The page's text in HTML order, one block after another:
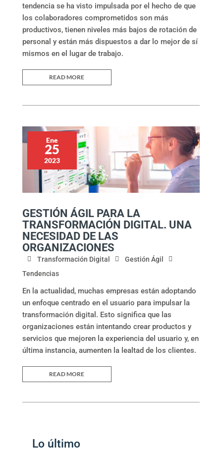
tendencia se ha visto impulsada por el hecho de que
los colaboradores comprometidos son más
productivos, tienen niveles más bajos de rotación de
personal y están más dispuestos a dar lo mejor de sí
mismos en el lugar de trabajo.
READ MORE
GESTIÓN ÁGIL PARA LA
TRANSFORMACIÓN DIGITAL. UNA
NECESIDAD DE LAS
ORGANIZACIONES
Transformación Digital
Gestión Ágil
Tendencias
En la actualidad, muchas empresas están adoptando
un enfoque centrado en el usuario para impulsar la
transformación digital. Esto significa que las
organizaciones están intentando crear productos y
servicios que mejoren la experiencia del usuario y, en
última instancia, aumenten la lealtad de los clientes.
READ MORE
Ene
25
2023
Lo último